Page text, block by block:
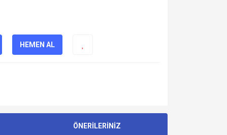
HEMEN AL
ÖNERİLERİNİZ